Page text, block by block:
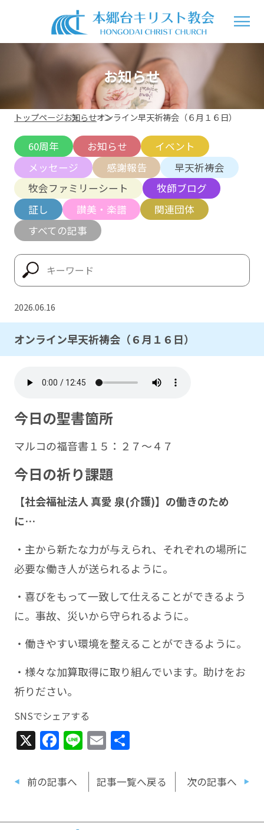
お知らせ
トップページお知らせオンライン早天祈祷会（６月１６日）
60周年 お知らせ
イベント
メッセージ
感謝報告
早天祈祷会
牧会ファミリーシート
牧師ブログ
証し
讃美・楽譜
関連団体
すべての記事
2026.06.16
オンライン早天祈祷会（６月１６日）
今日の聖書箇所
マルコの福音書１５：２７～４７
今日の祈り課題
【社会福祉法人 真愛 泉(介護)】の働きのため
に…
・主から新たな力が与えられ、それぞれの場所に
必要な働き人が送られるように。
・喜びをもって一致して仕えることができるよう
に。事故、災いから守られるように。
・働きやすい環境を整えることができるように。
・様々な加算取得に取り組んでいます。助けをお
祈りださい。
SNSでシェアする
X Facebook
LineEmail
共
前の記事へ 記事一覧へ戻る 次の記事へ